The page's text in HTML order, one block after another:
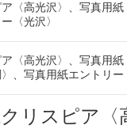
〈高光沢〉、写真用紙
〈光沢〉
〈高光沢〉、写真用紙
、写真用紙エントリー
リスピア